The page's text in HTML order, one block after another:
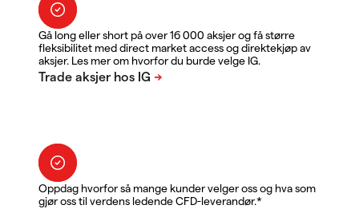
Gå long eller short på over 16 000 aksjer og få større
fleksibilitet med direct market access og direktekjøp av
aksjer. Les mer om hvorfor du burde velge IG.
Oppdag hvorfor så mange kunder velger oss og hva som
gjør oss til verdens ledende CFD-leverandør.*